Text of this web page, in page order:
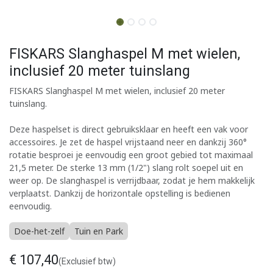
FISKARS Slanghaspel M met wielen,
inclusief 20 meter tuinslang
FISKARS Slanghaspel M met wielen, inclusief 20 meter
tuinslang.
Deze haspelset is direct gebruiksklaar en heeft een vak voor
accessoires. Je zet de haspel vrijstaand neer en dankzij 360°
rotatie besproei je eenvoudig een groot gebied tot maximaal
21,5 meter. De sterke 13 mm (1/2") slang rolt soepel uit en
weer op. De slanghaspel is verrijdbaar, zodat je hem makkelijk
verplaatst. Dankzij de horizontale opstelling is bedienen
eenvoudig.
Doe-het-zelf Tuin en Park
€ 107,40(Exclusief btw)